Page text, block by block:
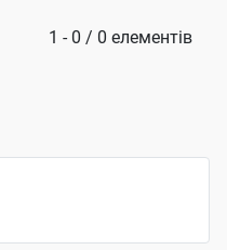
1 - 0 / 0 елементів